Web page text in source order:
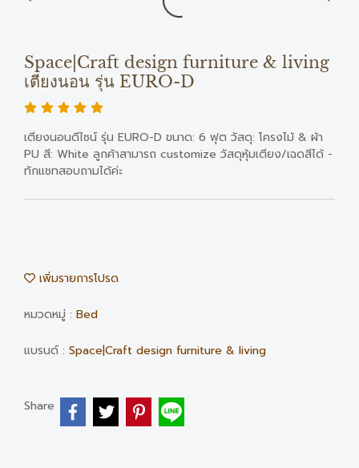
Space|Craft design furniture & living
เตียงนอน รุ่น EURO-D
เตียงนอนดีไซน์ รุ่น EURO-D ขนาด: 6 ฟุต วัสดุ: โครงไม้ & ผ้า
PU สี: White ลูกค้าสามารถ customize วัสดุหุ้มเตียง/เฉดสีได้ -
ทักแชทสอบถามได้ค่ะ
เพิ่มรายการโปรด
หมวดหมู่ : Bed
แบรนด์ : Space|Craft design furniture & living
Share